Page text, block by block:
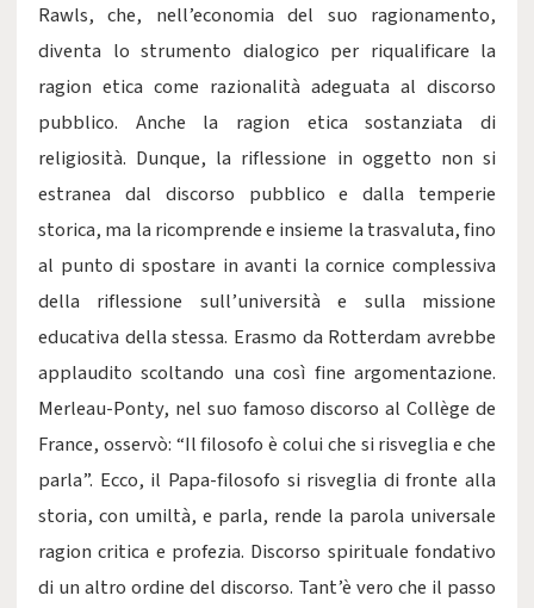
Rawls, che, nell’economia del suo ragionamento,
diventa lo strumento dialogico per riqualificare la
ragion etica come razionalità adeguata al discorso
pubblico. Anche la ragion etica sostanziata di
religiosità. Dunque, la riflessione in oggetto non si
estranea dal discorso pubblico e dalla temperie
storica, ma la ricomprende e insieme la trasvaluta, fino
al punto di spostare in avanti la cornice complessiva
della riflessione sull’università e sulla missione
educativa della stessa. Erasmo da Rotterdam avrebbe
applaudito scoltando una così fine argomentazione.
Merleau-Ponty, nel suo famoso discorso al Collège de
France, osservò: “Il filosofo è colui che si risveglia e che
parla”. Ecco, il Papa-filosofo si risveglia di fronte alla
storia, con umiltà, e parla, rende la parola universale
ragion critica e profezia. Discorso spirituale fondativo
di un altro ordine del discorso. Tant’è vero che il passo